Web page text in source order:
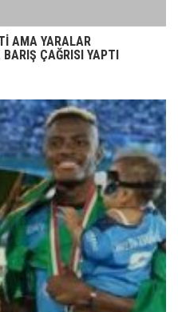
AMA YARALAR
BARIŞ ÇAĞRISI YAPTI